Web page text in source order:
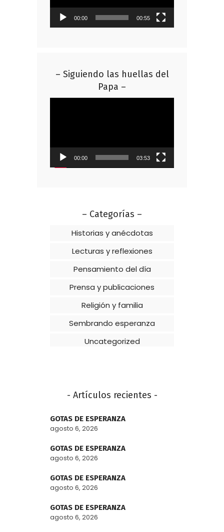
00:00 00:55
– Siguiendo las huellas del
Papa –
00:00 03:53
– Categorías –
Historias y anécdotas
Lecturas y reflexiones
Pensamiento del día
Prensa y publicaciones
Religión y familia
Sembrando esperanza
Uncategorized
- Artículos recientes -
GOTAS DE ESPERANZA
agosto 6, 2026
GOTAS DE ESPERANZA
agosto 6, 2026
GOTAS DE ESPERANZA
agosto 6, 2026
GOTAS DE ESPERANZA
agosto 6, 2026